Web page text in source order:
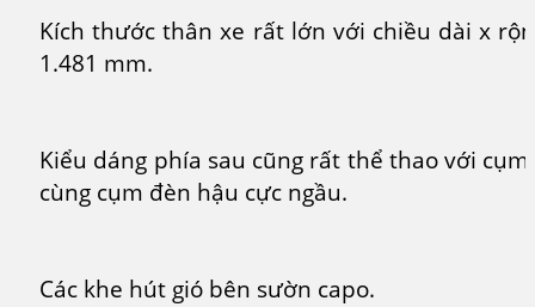
Kích thước thân xe rất lớn với chiều dài x
1.481 mm.
Kiểu dáng phía sau cũng rất thể thao với
cùng cụm đèn hậu cực ngầu.
Các khe hút gió bên sườn capo.